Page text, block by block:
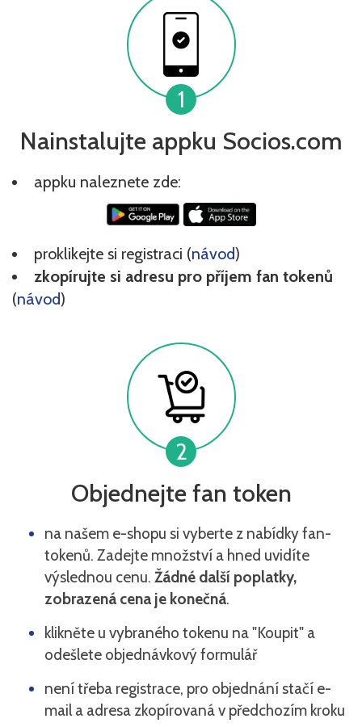
1
Nainstalujte appku Socios.com
appku naleznete zde:
proklikejte si registraci (návod)
zkopírujte si adresu pro příjem fan tokenů
(návod)
2
Objednejte fan token
na našem e-shopu si vyberte z nabídky fan-
tokenů. Zadejte množství a hned uvidíte
výslednou cenu. Žádné další poplatky,
zobrazená cena je konečná.
klikněte u vybraného tokenu na "Koupit" a
odešlete objednávkový formulář
není třeba registrace, pro objednání stačí e-
mail a adresa zkopírovaná v předchozím kroku